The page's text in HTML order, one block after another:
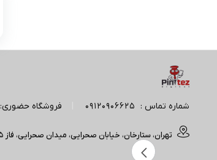
شماره تماس : 09120906625 فروشگاه حضوری: 02144287386 | آدرس پیج اینستاگرام: Pintez_digital
تهران، ستارخان، خیابان صحرایی، میدان صحرایی، فاز 5 بازار سنتی ستارخان(مجتمع تجاری آپادانا) ، ورودی A، واحد 50/214 فروشگاه پبن تز (تایم کاری : 11 صبح الی 20 شب)